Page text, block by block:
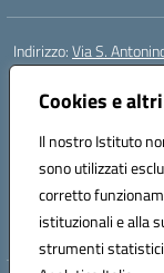
Cookies e
Il nostro Istituto
sono utilizzati
corretto
istituzionali e alla
strumenti statistici
Indirizzo:Via S.
Centralino:
Posta elettronica
Codice fiscale:
Codice
Codice Indice delle
Codice unico di